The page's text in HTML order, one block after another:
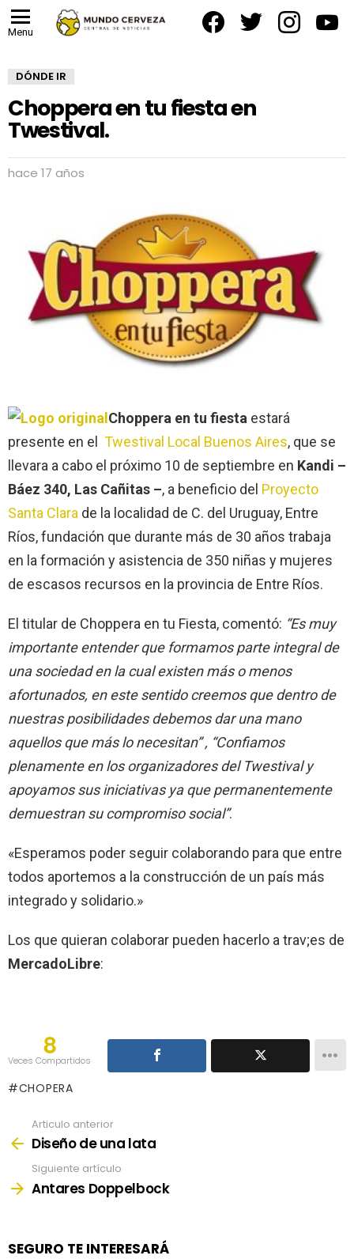
Menu
DÓNDE IR
Choppera en tu fiesta en
Twestival.
hace 17 años
Choppera en tu fiesta estará
presente en el Twestival Local Buenos Aires, que se
llevara a cabo el próximo 10 de septiembre en Kandi –
Báez 340, Las Cañitas –, a beneficio del Proyecto
Santa Clara de la localidad de C. del Uruguay, Entre
Ríos, fundación que durante más de 30 años trabaja
en la formación y asistencia de 350 niñas y mujeres
de escasos recursos en la provincia de Entre Ríos.
El titular de Choppera en tu Fiesta, comentó: “Es muy
importante entender que formamos parte integral de
una sociedad en la cual existen más o menos
afortunados, en este sentido creemos que dentro de
nuestras posibilidades debemos dar una mano
aquellos que más lo necesitan” , “Confiamos
plenamente en los organizadores del Twestival y
apoyamos sus iniciativas ya que permanentemente
demuestran su compromiso social”.
«Esperamos poder seguir colaborando para que entre
todos aportemos a la construcción de un país más
integrado y solidario.»
Los que quieran colaborar pueden hacerlo a trav;es de
MercadoLibre:
8
Veces Compartidos
CHOPERA
more
Articulo anterior
Diseño de una lata
Siguiente artículo
Antares Doppelbock
SEGURO TE INTERESARÁ